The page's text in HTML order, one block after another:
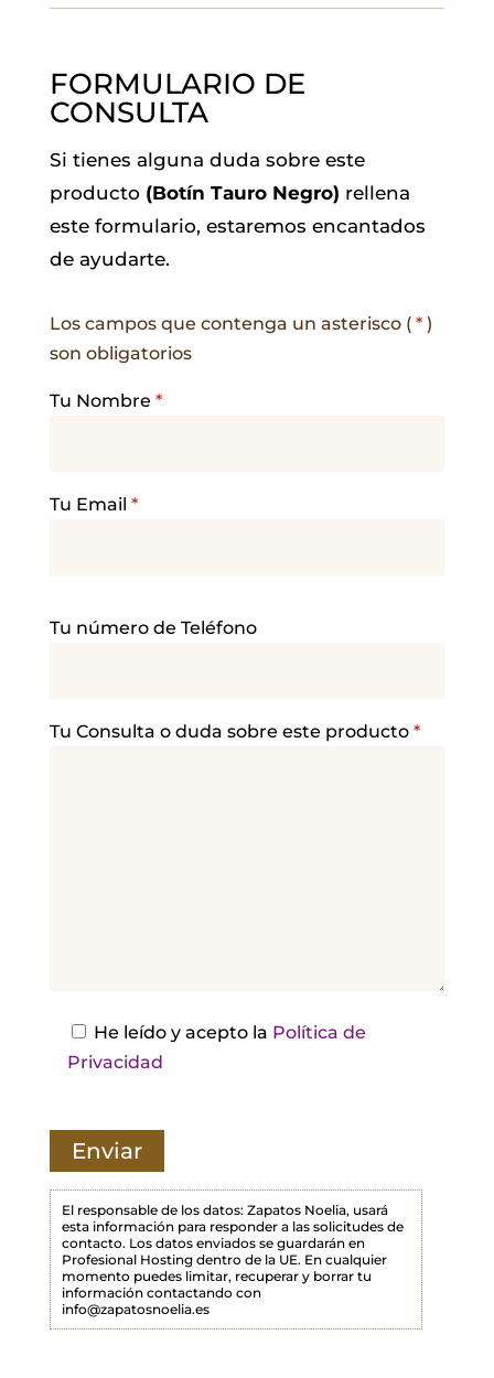
FORMULARIO DE
CONSULTA
Si tienes alguna duda sobre este
producto (Botín Tauro Negro) rellena
este formulario, estaremos encantados
de ayudarte.
Los campos que contenga un asterisco ( * )
son obligatorios
Tu Nombre *
Tu Email *
o
a
m
p
o
v
a
c
Tu número de Teléfono
Tu Consulta o duda sobre este producto *
He leído y acepto la Política de
Privacidad
El responsable de los datos: Zapatos Noelia, usará
esta información para responder a las solicitudes de
contacto. Los datos enviados se guardarán en
Profesional Hosting dentro de la UE. En cualquier
momento puedes limitar, recuperar y borrar tu
información contactando con
info@zapatosnoelia.es